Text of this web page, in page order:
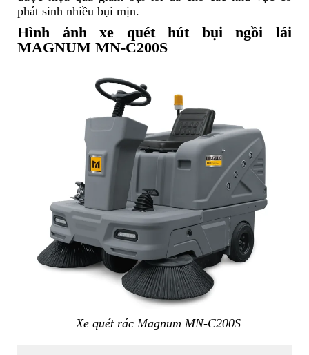
phát sinh nhiều bụi mịn.
Hình ảnh xe quét hút bụi ngồi lái
MAGNUM MN-C200S
Xe quét rác Magnum MN-C200S